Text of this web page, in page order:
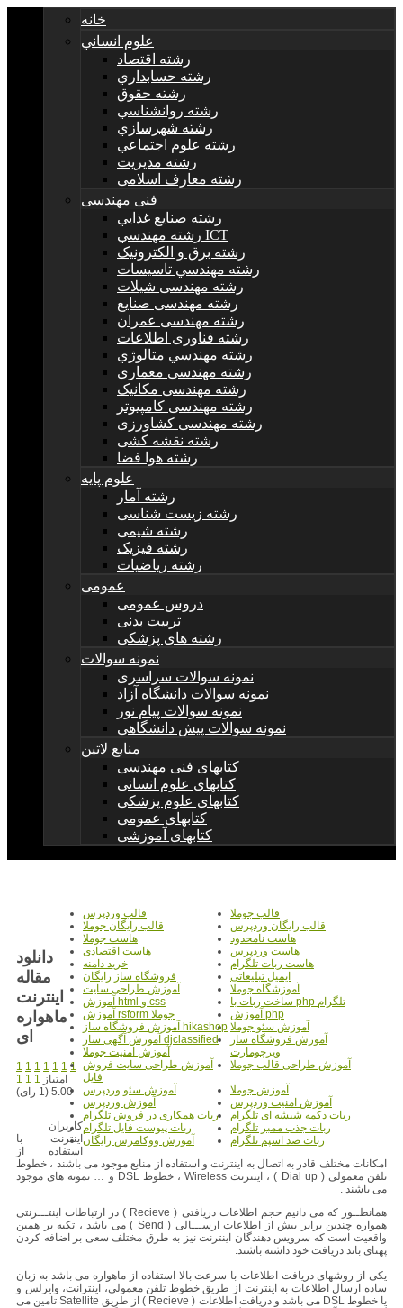
خانه
علوم انساني
رشته اقتصاد
رشته حسابداري
رشته حقوق
رشته روانشناسي
رشته شهرسازي
رشته علوم اجتماعي
رشته مديريت
رشته معارف اسلامی
فنی مهندسی
رشته صنايع غذايي
رشته مهندسي ICT
رشته برق و الکترونيک
رشته مهندسي تاسيسات
رشته مهندسی شیلات
رشته مهندسی صنایع
رشته مهندسی عمران
رشته فناوری اطلاعات
رشته مهندسي متالوژي
رشته مهندسی معماری
رشته مهندسی مکانیک
رشته مهندسی کامپیوتر
رشته مهندسی کشاورزی
رشته نقشه کشی
رشته هوا فضا
علوم پایه
رشته آمار
رشته زیست شناسی
رشته شیمی
رشته فیزیک
رشته ریاضیات
عمومی
دروس عمومی
تربیت بدنی
رشته های پزشکی
نمونه سوالات
نمونه سوالات سراسری
نمونه سوالات دانشگاه آزاد
نمونه سوالات پیام نور
نمونه سوالات پیش دانشگاهی
منابع لاتین
کتابهای فنی مهندسی
کتابهای علوم انسانی
کتابهای علوم پزشکی
کتابهای عمومی
کتابهای آموزشی
قالب جوملا
قالب وردپرس
قالب رایگان وردپرس
قالب رایگان جوملا
هاست نامحدود
هاست جوملا
هاست وردپرس
هاست اقتصادی
هاست ربات تلگرام
خرید دامنه
ایمیل تبلیغاتی
فروشگاه ساز رایگان
آموزشگاه جوملا
آموزش طراحی سایت
ساخت ربات با php تلگرام
آموزش html و css
آموزش php
آموزش rsform جوملا
آموزش سئو جوملا آموزش فروشگاه ساز hikashop
آموزش فروشگاه ساز
ویرچومارت
آموزش آگهی ساز djclassified
آموزش امنیت جوملا
آموزش طراحی قالب جوملا
آموزش طراحی سایت فروش
فایل
آموزش جوملا
آموزش سئو وردپرس
آموزش امنیت وردپرس
آموزش وردپرس
ربات دکمه شیشه ای تلگرام
ربات همکاری در فروش تلگرام
ربات جذب ممبر تلگرام
ربات پیوست فایل تلگرام
ربات ضد اسپم تلگرام
آموزش ووکامرس رایگان
دانلود
مقاله
اینترنت
ماهواره
1 1 1 1 1 1 1
1 1 1 امتیاز
5.00 (1 رای)
کاربران
اینترنت با
استفاده از
امکانات مختلف قادر به اتصال به اینترنت و استفاده از منابع موجود می باشند ، خطوط
تلفن معمولی ( Dial up ) ، اینترنت Wireless ، خطوط DSL و … نمونه های موجود
می باشند .
همانطــور که می دانیم حجم اطلاعات دریافتی ( Recieve ) در ارتباطات اینتـــرنتی
همواره چندین برابر بیش از اطلاعات ارســـالی ( Send ) می باشد ، تکیه بر همین
واقعیت است که سرویس دهندگان اینترنت نیز به طرق مختلف سعی بر اضافه کردن
پهنای باند دریافت خود داشته باشند.
یکی از روشهای دریافت اطلاعات با سرعت بالا استفاده از ماهواره می باشد به زبان
ساده ارسال اطلاعات به اینترنت از طریق خطوط تلفن معمولی، اینترانت، وایرلس و
یا خطوط DSL می باشد و دریافت اطلاعات ( Recieve ) از طرِیق Satellite تامین می